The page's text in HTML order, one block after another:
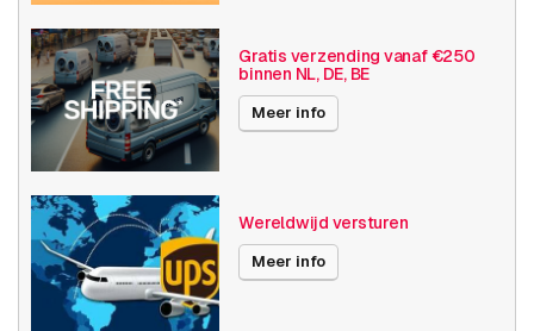
Resolutie
Axis Series P32
Maximale Beeldhoek 91° -100°
Optische zoom
Videocompressie H264
Publicatiedatum 18-04-2018
Gratis verzending vanaf €250
binnen NL, DE, BE
Meer info
Wereldwijd versturen
Meer info